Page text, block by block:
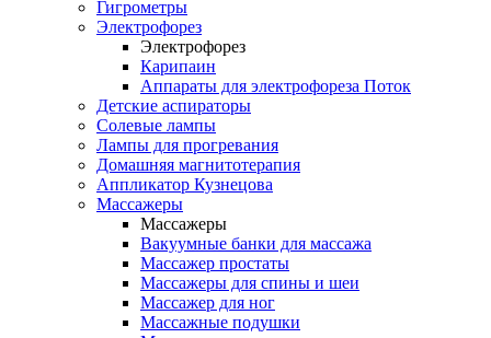
Гигрометры
Электрофорез
Электрофорез
Карипаин
Аппараты для электрофореза Поток
Детские аспираторы
Солевые лампы
Лампы для прогревания
Домашняя магнитотерапия
Аппликатор Кузнецова
Массажеры
Массажеры
Вакуумные банки для массажа
Массажер простаты
Массажеры для спины и шеи
Массажер для ног
Массажные подушки